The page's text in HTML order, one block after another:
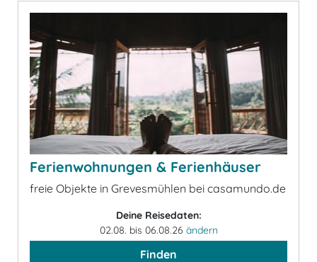
Ferienwohnungen & Ferienhäuser
freie Objekte in Grevesmühlen bei casamundo.de
Deine Reisedaten:
02.08. bis 06.08.26 ändern
Finden